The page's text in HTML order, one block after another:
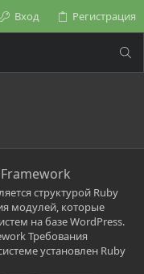
Вход Регистрация
структурой Ruby
модулей, которые
на базе WordPress.
Требования
установлен Ruby